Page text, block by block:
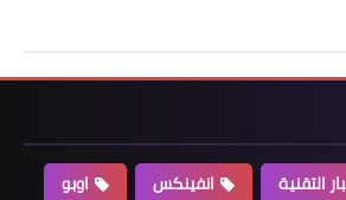
التقنية انفينكس
اوبو